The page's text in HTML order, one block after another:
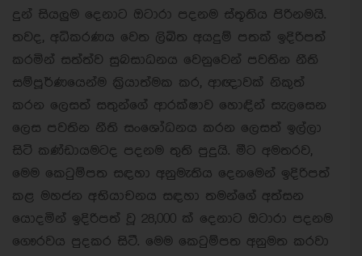
දුන් සියලුම දෙනාට ඔටාරා පදනම ස්තූතිය පිරිනමයි.
තවද, අධිකරණය වෙත ලිඛිත අයදුම් පතක් ඉදිරිපත්
කරමින් සත්ත්ව සුබසාධනය වෙනුවෙන් පවතින නීති
සම්පූර්ණයෙන්ම ක‍්‍රියාත්මක කර, ආඥාවක් නිකුත්
කරන ලෙසත් සතුන්ගේ ආරක්ෂාව හොඳින් සැලසෙන
ලෙස පවතින නීති සංශෝධනය කරන ලෙසත් ඉල්ලා
සිටි කණ්ඩායමටද පදනම තුති පුදුයි. මීට අමතරව,
මෙම කෙටුම්පත සඳහා අනුමැතිය දෙනමෙන් ඉදිරිපත්
කළ මහජන අභියාචනය සඳහා තමන්ගේ අත්සන
යොදමින් ඉදිරිපත් වූ 28,000 ක් දෙනාට ඔටාරා පදනම
ගෞරවය පුදකර සිටී. මෙම කෙටුම්පත අනුමත කරවා